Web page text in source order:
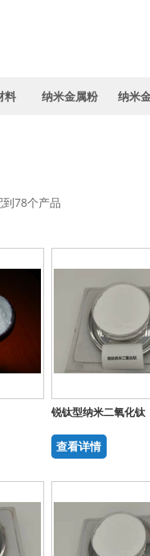
料 纳米金属粉 纳米
78个产品
锐钛型纳米二氧化钛
查看详情